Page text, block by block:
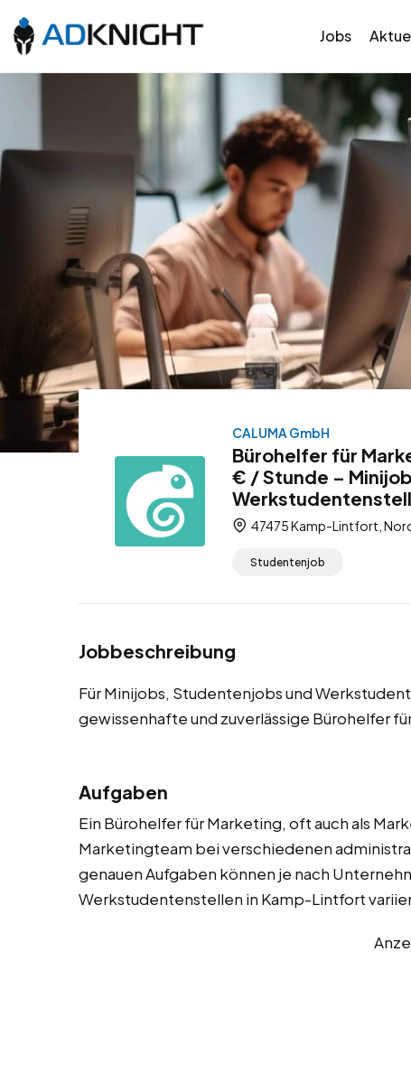
Jobs
CALUMA GmbH
Bürohelfer für
€ / Stunde –
47475 Kamp-Lintfort,
Studentenjob
Jobbeschreibung
Für Minijobs, Studentenjobs und
gewissenhafte und zuverlässige Bürohelfer
Aufgaben
Ein Bürohelfer für Marketing, oft auch als
Marketingteam bei verschiedenen
genauen Aufgaben können je nach
Werkstudentenstellen in Kamp-Lintfort